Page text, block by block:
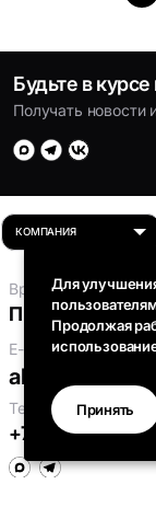
Будьте в
Получать новости
Время работы:
Пн-Пт: 8:00 -
E-mail:
absolut-
Телефоны:
+7 (343) 301-91-
Для
Продолжая
Принять